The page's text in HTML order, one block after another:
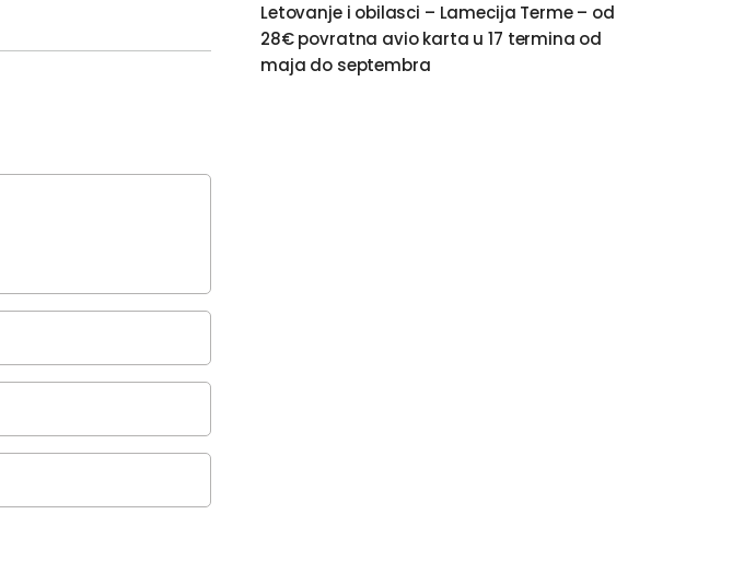
Letovanje i obilasci – Lamecija Terme – od
28€ povratna avio karta u 17 termina od
maja do septembra